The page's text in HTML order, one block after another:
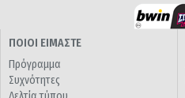
ΠΟΙΟΙ ΕΙΜΑΣΤΕ
Πρόγραμμα
Συχνότητες